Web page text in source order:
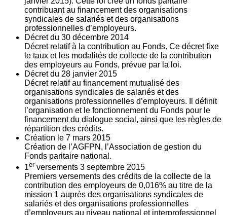
contribuant au financement des organisations
syndicales de salariés et des organisations
professionnelles d’employeurs.
Décret du 30 décembre 2014
Décret relatif à la contribution au Fonds. Ce décret fixe
le taux et les modalités de collecte de la contribution
des employeurs au Fonds, prévue par la loi.
Décret du 28 janvier 2015
Décret relatif au financement mutualisé des
organisations syndicales de salariés et des
organisations professionnelles d’employeurs. Il définit
l’organisation et le fonctionnement du Fonds pour le
financement du dialogue social, ainsi que les règles de
répartition des crédits.
Création le 7 mars 2015
Création de l’AGFPN, l’Association de gestion du
Fonds paritaire national.
1er versements 3 septembre 2015
Premiers versements des crédits de la collecte de la
contribution des employeurs de 0,016% au titre de la
mission 1 auprès des organisations syndicales de
salariés et des organisations professionnelles
d’employeurs au niveau national et interprofessionnel